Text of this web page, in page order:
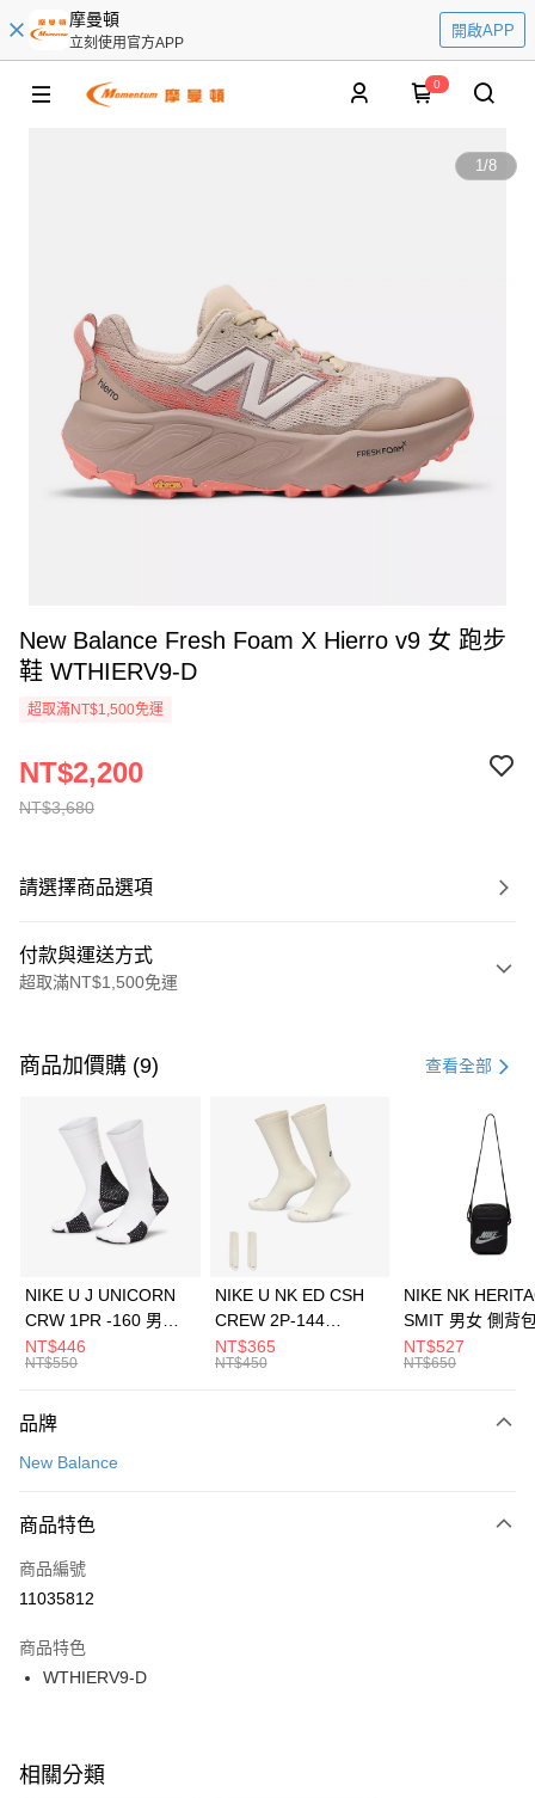
摩曼頓
立刻使用官方APP
開啟APP
0
1/8
New Balance Fresh Foam X Hierro v9 女 跑步
鞋 WTHIERV9-D
超取滿NT$1,500免運
NT$3,680
NT$2,200
請選擇商品選項
付款與運送方式
超取滿NT$1,500免運
信用卡一次付款
3 期 0 利率 每期 21家銀行
合作金庫商業銀行
第一商業銀行
華南商業銀行
彰化商業銀行
上海商業儲蓄銀行
元大商業銀行
台灣樂天信用卡公司
Apple Pay
全盈+PAY
AFTEE先享後付
【關於「AFTEE先享後付」】
便利好安心！
３．安心：先確認商品／服務後，再付款。
【「AFTEE先享後付」結帳流程】
１．於結帳方式選擇「AFTEE先享後付」後，將跳轉至「AFTEE先享後付」
２．訂單成立數日內，您將收到繳費通知簡訊。
３．收到繳費通知簡訊後14天內，點擊此簡訊中的連結，可透過四大超商／
ATM／網路銀行／等多元方式進行付款，方視為交易完成。
※ 交易是否成功請以「AFTEE先享後付 」之結帳頁面顯示為準，若有關於
是否繳費成功／繳費後需取消欲退款等相關疑問，請聯繫「AFTEE先享後付
運送方式
每筆NT$100，滿NT$1,500(含以上)免運費
宅配
每筆NT$100，滿NT$1,500(含以上)免運費
付款後門市自取
每筆NT$100，滿NT$1,500(含以上)免運費
商品加價購 (9) 查看全部
NIKE U J UNICORN
CRW 1PR -160 男女
中統襪 FZ3393100
NT$446
NT$550
NIKE U NK ED CSH
CREW 2P-144
EMBRDY 男女 短統襪
FZ3073133
NT$365
NT$450
NIKE NK
SMIT 男女 側背
BA5871010
NT$527
NT$650
品牌
New Balance
商品特色
商品編號
11035812
商品特色
WTHIERV9-D
相關分類